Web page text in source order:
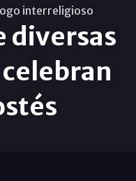
interreligioso
diversas